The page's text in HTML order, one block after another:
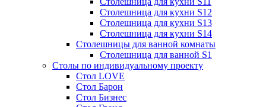
Столешница для кухни S12
Столешница для кухни S13
Столешница для кухни S14
Столешницы для ванной комнаты
Столешница для ванной S1
Столы по индивидуальному проекту
Стол LOVE
Стол Барон
Стол Бизнес